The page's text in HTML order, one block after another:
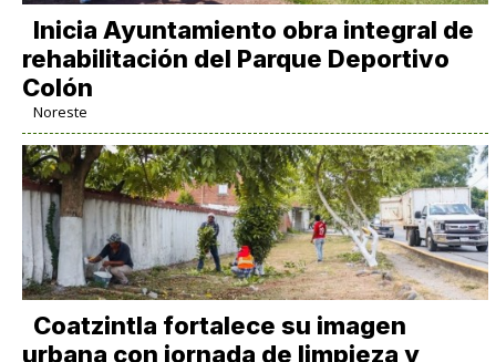
Inicia Ayuntamiento obra integral de
rehabilitación del Parque Deportivo
Colón
Noreste
Coatzintla fortalece su imagen
urbana con jornada de limpieza y